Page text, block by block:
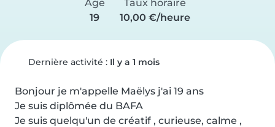
Âge
19
Taux horaire
10,00 €/heure
Dernière activité : Il y a 1 mois
Bonjour je m'appelle Maëlys j'ai 19 ans
Je suis diplômée du BAFA
Je suis quelqu'un de créatif , curieuse, calme ,